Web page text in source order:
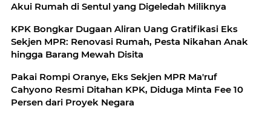
Akui Rumah di Sentul yang Digeledah Miliknya
KPK Bongkar Dugaan Aliran Uang Gratifikasi Eks
Sekjen MPR: Renovasi Rumah, Pesta Nikahan Anak
hingga Barang Mewah Disita
Pakai Rompi Oranye, Eks Sekjen MPR Ma'ruf
Cahyono Resmi Ditahan KPK, Diduga Minta Fee 10
Persen dari Proyek Negara